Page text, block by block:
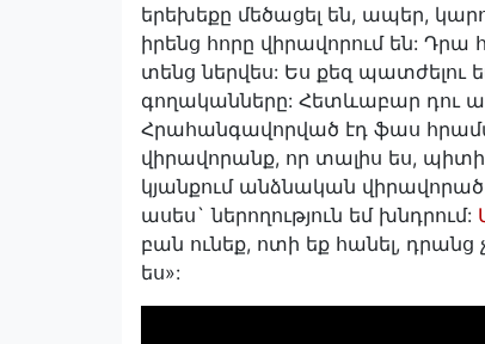
երեխեքը մեծացել են, ապեր,
իրենց հորը վիրավորում են:
տենց ներվես: Ես քեզ պատժելու
գողականները: Հետևաբար դու
Հրահանգավորված էդ ֆաս
վիրավորանք, որ տալիս ես,
կյանքում անձնական
ասես` ներողություն եմ խնդրում:
բան ունեք, ոտի եք հանել,
ես»: